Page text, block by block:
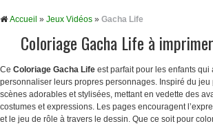
Accueil » Jeux Vidéos » Gacha Life
Coloriage Gacha Life à imprimer
Ce Coloriage Gacha Life est parfait pour les enfants qui
personnaliser leurs propres personnages. Inspiré du
scènes adorables et stylisées, mettant en vedette des
costumes et expressions. Les pages encouragent
et le jeu de rôle à travers le dessin. Que ce soit pour